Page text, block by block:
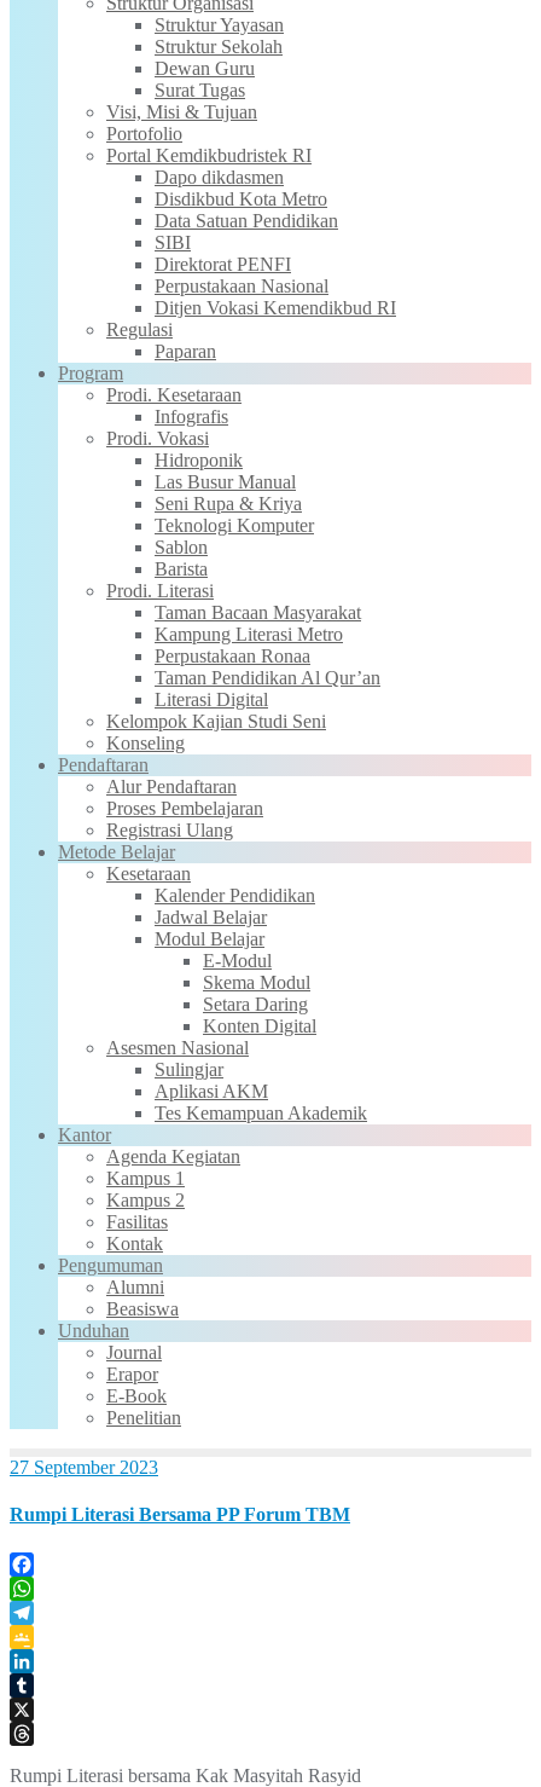
Struktur Yayasan
Struktur Sekolah
Dewan Guru
Surat Tugas
Visi, Misi & Tujuan
Portofolio
Portal Kemdikbudristek RI
Dapo dikdasmen
Disdikbud Kota Metro
Data Satuan Pendidikan
SIBI
Direktorat PENFI
Perpustakaan Nasional
Ditjen Vokasi Kemendikbud RI
Regulasi
Paparan
Program
Prodi. Kesetaraan
Infografis
Prodi. Vokasi
Hidroponik
Las Busur Manual
Seni Rupa & Kriya
Teknologi Komputer
Sablon
Barista
Prodi. Literasi
Taman Bacaan Masyarakat
Kampung Literasi Metro
Perpustakaan Ronaa
Taman Pendidikan Al Qur’an
Literasi Digital
Kelompok Kajian Studi Seni
Konseling
Pendaftaran
Alur Pendaftaran
Proses Pembelajaran
Registrasi Ulang
Metode Belajar
Kesetaraan
Kalender Pendidikan
Jadwal Belajar
Modul Belajar
E-Modul
Skema Modul
Setara Daring
Konten Digital
Asesmen Nasional
Sulingjar
Aplikasi AKM
Tes Kemampuan Akademik
Kantor
Agenda Kegiatan
Kampus 1
Kampus 2
Fasilitas
Kontak
Pengumuman
Alumni
Beasiswa
Unduhan
Journal
Erapor
E-Book
Penelitian
27 September 2023
Rumpi Literasi Bersama PP Forum TBM
Facebook
WhatsApp
Telegram
Google
Classroom
LinkedIn
Tumblr
X
Rumpi Literasi bersama Kak Masyitah Rasyid